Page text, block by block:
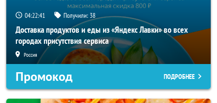
04:22:40 Получили: 38
Доставка продуктов и еды из «Яндекс Лавки» во всех
городах присутствия сервиса
Россия
Промокод ПОДРОБНЕЕ